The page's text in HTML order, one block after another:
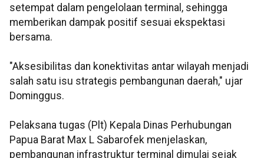
setempat dalam pengelolaan terminal, sehingga
memberikan dampak positif sesuai ekspektasi
bersama.
"Aksesibilitas dan konektivitas antar wilayah menjadi
salah satu isu strategis pembangunan daerah," ujar
Dominggus.
Pelaksana tugas (Plt) Kepala Dinas Perhubungan
Papua Barat Max L Sabarofek menjelaskan,
pembangunan infrastruktur terminal dimulai sejak